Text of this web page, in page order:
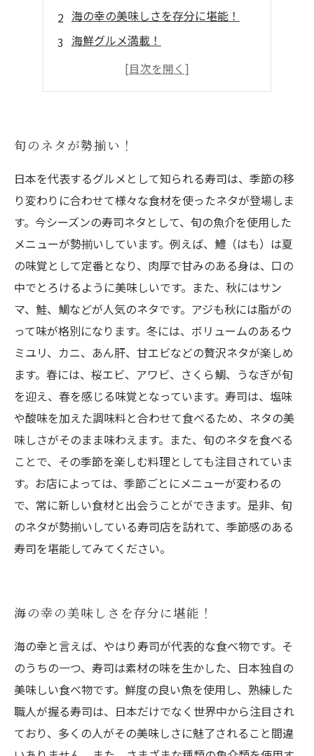
海の幸の美味しさを存分に堪能！
海鮮グルメ満載！
和食にぴったりの一品！
心に残る特別なひとときを
旬のネタが勢揃い！
日本を代表するグルメとして知られる寿司は、季節の移
り変わりに合わせて様々な食材を使ったネタが登場しま
す。今シーズンの寿司ネタとして、旬の魚介を使用した
メニューが勢揃いしています。例えば、鱧（はも）は夏
の味覚として定番となり、肉厚で甘みのある身は、口の
中でとろけるように美味しいです。また、秋にはサン
マ、鮭、鯛などが人気のネタです。アジも秋には脂がの
って味が格別になります。冬には、ボリュームのあるウ
ミユリ、カニ、あん肝、甘エビなどの贅沢ネタが楽しめ
ます。春には、桜エビ、アワビ、さくら鯛、うなぎが旬
を迎え、春を感じる味覚となっています。寿司は、塩味
や酸味を加えた調味料と合わせて食べるため、ネタの美
味しさがそのまま味わえます。また、旬のネタを食べる
ことで、その季節を楽しむ料理としても注目されていま
す。お店によっては、季節ごとにメニューが変わるの
で、常に新しい食材と出会うことができます。是非、旬
のネタが勢揃いしている寿司店を訪れて、季節感のある
寿司を堪能してみてください。
海の幸の美味しさを存分に堪能！
海の幸と言えば、やはり寿司が代表的な食べ物です。そ
のうちの一つ、寿司は素材の味を生かした、日本独自の
美味しい食べ物です。鮮度の良い魚を使用し、熟練した
職人が握る寿司は、日本だけでなく世界中から注目され
ており、多くの人がその美味しさに魅了されること間違